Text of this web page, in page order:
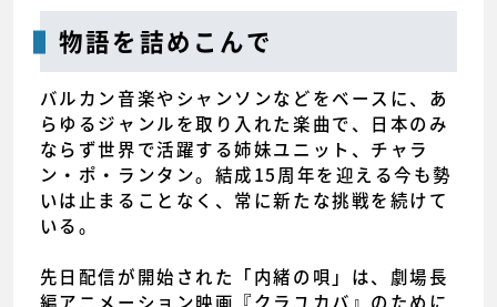
物語を詰めこんで
バルカン音楽やシャンソンなどをベースに、あ
らゆるジャンルを取り入れた楽曲で、日本のみ
ならず世界で活躍する姉妹ユニット、チャラ
ン・ポ・ランタン。結成15周年を迎える今も勢
いは止まることなく、常に新たな挑戦を続けて
いる。
先日配信が開始された「内緒の唄」は、劇場長